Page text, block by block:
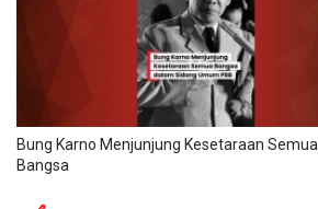
Bung Karno Menjunjung Kesetaraan Semua
Bangsa